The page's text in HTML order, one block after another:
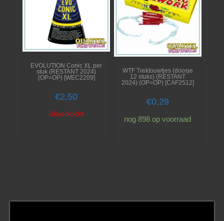
EVOLUTION Conic XL per
stuk (RESTANT 2024)
(OP=OP) [WEC2209]
€2,50
Uitverkocht
WTF Trektouwtjes (doosje
12 stuks) (RESTANT
2024) (OP=OP) [CAF2512]
€0,29
nog 898 op voorraad